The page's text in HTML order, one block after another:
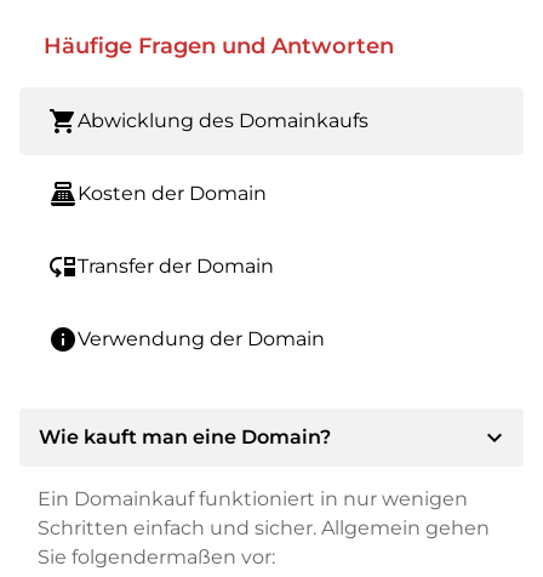
Häufige Fragen und Antworten
shopping_cartAbwicklung des Domainkaufs
point_of_saleKosten der Domain
move_downTransfer der Domain
infoVerwendung der Domain
Wie kauft man eine Domain? expand_more
Ein Domainkauf funktioniert in nur wenigen
Schritten einfach und sicher. Allgemein gehen
Sie folgendermaßen vor: